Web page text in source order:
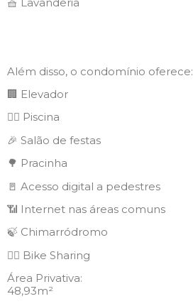
Além disso, o condomínio oferece:
🏢 Elevador
🏊‍♂️ Piscina
🎉 Salão de festas
🌳 Pracinha
🚪 Acesso digital a pedestres
📶 Internet nas áreas comuns
🍃 Chimarródromo
🚴‍♂️ Bike Sharing
Área Privativa:
48,93m²